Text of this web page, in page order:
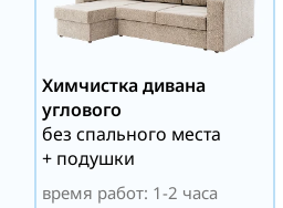
Химчистка дивана
углового
без спального места
+ подушки
время работ: 1-2 часа